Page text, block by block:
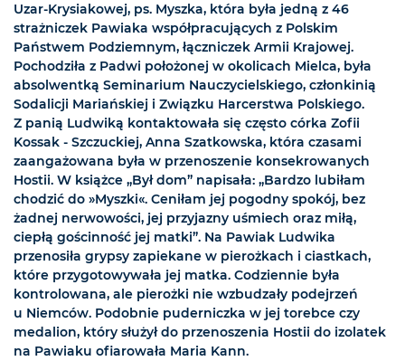
Uzar-Krysiakowej, ps. Myszka, która była jedną z 46
strażniczek Pawiaka współpracujących z Polskim
Państwem Podziemnym, łączniczek Armii Krajowej.
Pochodziła z Padwi położonej w okolicach Mielca, była
absolwentką Seminarium Nauczycielskiego, członkinią
Sodalicji Mariańskiej i Związku Harcerstwa Polskiego.
Z panią Ludwiką kontaktowała się często córka Zofii
Kossak - Szczuckiej, Anna Szatkowska, która czasami
zaangażowana była w przenoszenie konsekrowanych
Hostii. W książce „Był dom” napisała: „Bardzo lubiłam
chodzić do »Myszki«. Ceniłam jej pogodny spokój, bez
żadnej nerwowości, jej przyjazny uśmiech oraz miłą,
ciepłą gościnność jej matki”. Na Pawiak Ludwika
przenosiła grypsy zapiekane w pierożkach i ciastkach,
które przygotowywała jej matka. Codziennie była
kontrolowana, ale pierożki nie wzbudzały podejrzeń
u Niemców. Podobnie puderniczka w jej torebce czy
medalion, który służył do przenoszenia Hostii do izolatek
na Pawiaku ofiarowała Maria Kann.